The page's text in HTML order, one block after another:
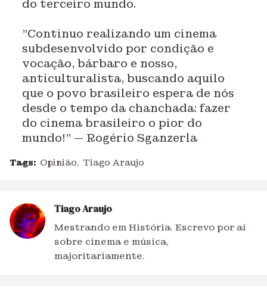
do terceiro mundo.
"Continuo realizando um cinema
subdesenvolvido por condição e
vocação, bárbaro e nosso,
anticulturalista, buscando aquilo
que o povo brasileiro espera de nós
desde o tempo da chanchada: fazer
do cinema brasileiro o pior do
mundo!” — Rogério Sganzerla
Tags: Opinião Tiago Araujo
Tiago Araujo
Mestrando em História. Escrevo por aí
sobre cinema e música,
majoritariamente.